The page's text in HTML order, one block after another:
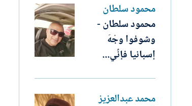
محمود سلطان
محمود سلطان -
وشوفوا وجْهَ
إسبانيا فإنِّي...
محمد عبدالعزيز